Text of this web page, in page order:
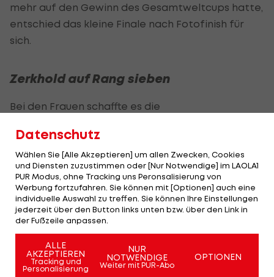
mehr auf den Gewinn des Gesamtweltcups hatte,
entschied das kleine Finale nach Fotofinish für
sich.
Zerkhold auf Rang sieben
Bei den Frauen schaffte es die
sieben. Die Gesamtweltcuperfolge holten sich
Tagessiegerin Charlotte Banks (GBR) und Leon
Ulbricht (GER).
Bei den Männern ging der Sieg am letzten
Weltcup-Tag an den Australier Adam Lambert.
Jakob Dusek und Lukas Pachner scheiterten im
Viertelfinale.
Datenschutz
Wählen Sie [Alle Akzeptieren] um allen Zwecken, Cookies
und Diensten zuzustimmen oder [Nur Notwendige] im LAOLA1
PUR Modus, ohne Tracking uns Peronsalisierung von
Werbung fortzufahren. Sie können mit [Optionen] auch eine
individuelle Auswahl zu treffen. Sie können Ihre Einstellungen
jederzeit über den Button links unten bzw. über den Link in
der Fußzeile anpassen.
ALLE
AKZEPTIEREN
Tracking und
Personalisierung
NUR
NOTWENDIGE
Weiter mit PUR-Abo
OPTIONEN